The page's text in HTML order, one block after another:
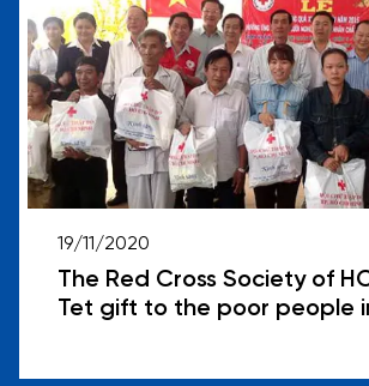
19/11/2020
The Red Cross Society of
Tet gift to the poor people